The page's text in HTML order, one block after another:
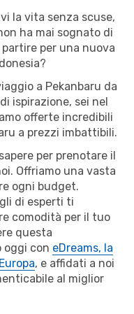
la vita senza scuse,
ha mai sognato di
per una nuova
a Pekanbaru da
ispirazione, sei nel
offerte incredibili
a prezzi imbattibili.
per prenotare il
Offriamo una vasta
ogni budget.
di esperti ti
comodità per il tuo
questa
oggi con eDreams, la
, e affidati a noi
al miglior